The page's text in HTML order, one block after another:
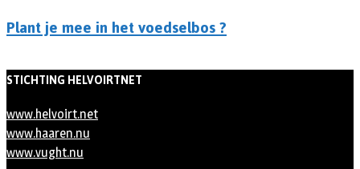
Plant je mee in het voedselbos ?
STICHTING HELVOIRTNET
www.helvoirt.net
www.haaren.nu
www.vught.nu